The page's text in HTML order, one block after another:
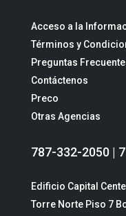
Acceso a la
Términos y
Preguntas
Contáctenos
Preco
Otras Agencias
787-332-2050 |
Edificio Capital
Torre Norte Piso 7